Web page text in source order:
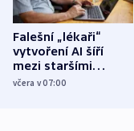
Falešní „lékaři“
vytvoření AI šíří
mezi staršími
Poláky nebezpečné
včera v 07:00